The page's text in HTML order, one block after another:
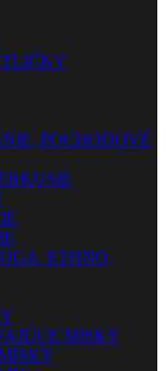
POCHODOVÉ
ETHNO,
MISKY